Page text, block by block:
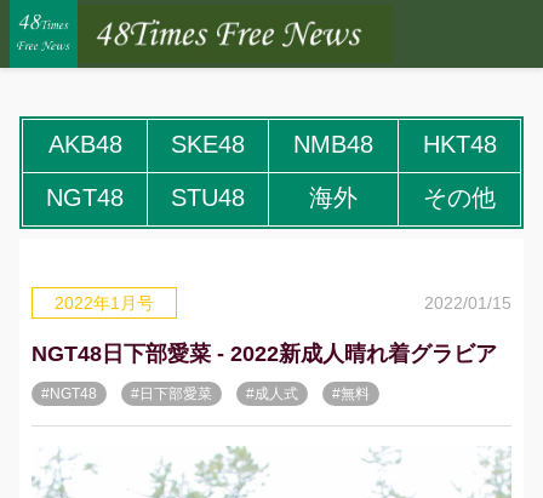
AKB48 SKE48 NMB48
HKT48
NGT48
STU48 海外 その他
2022年1月号 2022/01/15
NGT48日下部愛菜 - 2022新成人晴れ着グラビア
#NGT48 #日下部愛菜 #成人式 #無料